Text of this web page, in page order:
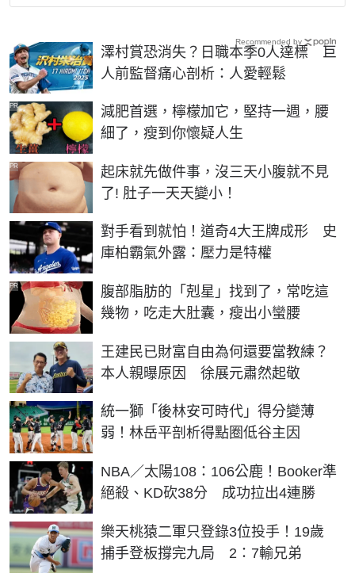
澤村賞恐消失？日職本季0人達標 巨
人前監督痛心剖析：人愛輕鬆
減肥首選，檸檬加它，堅持一週，腰
細了，瘦到你懷疑人生
PR
起床就先做件事，沒三天小腹就不見
了! 肚子一天天變小！
PR
對手看到就怕！道奇4大王牌成形 史
庫柏霸氣外露：壓力是特權
腹部脂肪的「剋星」找到了，常吃這
幾物，吃走大肚囊，瘦出小蠻腰
PR
王建民已財富自由為何還要當教練？
本人親曝原因 徐展元肅然起敬
統一獅「後林安可時代」得分變薄
弱！林岳平剖析得點圈低谷主因
NBA／太陽108：106公鹿！Booker準
絕殺、KD砍38分 成功拉出4連勝
樂天桃猿二軍只登錄3位投手！19歲
捕手登板撐完九局 2：7輸兄弟
Recommended by